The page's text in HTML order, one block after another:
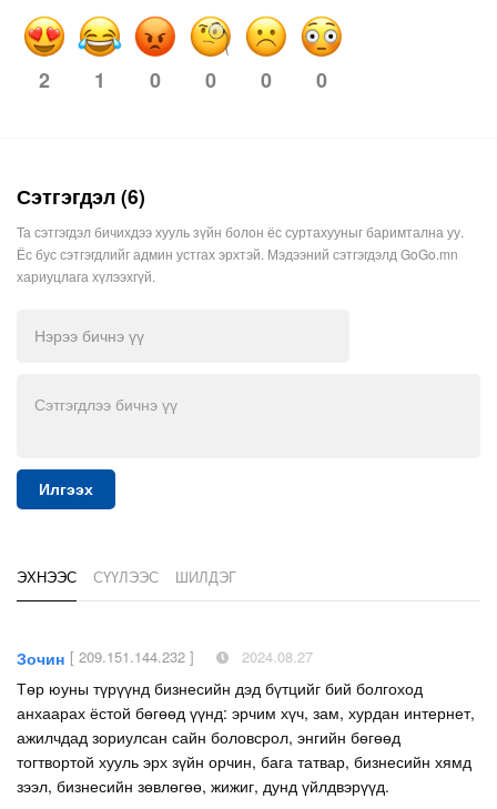
2 1 0 0 0 0
Сэтгэгдэл (6)
Та сэтгэгдэл бичихдээ хууль зүйн болон ёс суртахууныг баримтална уу.
Ёс бус сэтгэгдлийг админ устгах эрхтэй. Мэдээний сэтгэгдэлд GoGo.mn
хариуцлага хүлээхгүй.
Илгээх
ЭХНЭЭС СҮҮЛЭЭС ШИЛДЭГ
Зочин [ 209.151.144.232 ] 2024.08.27
Төр юуны түрүүнд бизнесийн дэд бүтцийг бий болгоход
анхаарах ёстой бөгөөд үүнд: эрчим хүч, зам, хурдан интернет,
ажилчдад зориулсан сайн боловсрол, энгийн бөгөөд
тогтвортой хууль эрх зүйн орчин, бага татвар, бизнесийн хямд
зээл, бизнесийн зөвлөгөө, жижиг, дунд үйлдвэрүүд.